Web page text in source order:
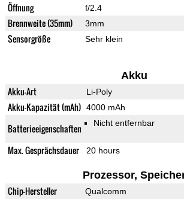
Öffnung f/2.4
Brennweite (35mm) 3mm
Sensorgröße Sehr klein
Akku
Akku-Art Li-Poly
Akku-Kapazität (mAh) 4000 mAh
Batterieeigenschaften Nicht entfernbar
Max. Gesprächsdauer 20 hours
Prozessor,
Chip-Hersteller Qualcomm